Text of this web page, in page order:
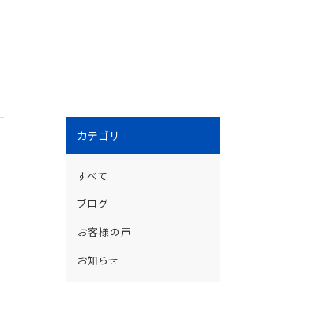
カテゴリ
すべて
ブログ
お客様の声
お知らせ